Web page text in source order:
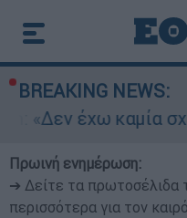
BREAKING NEWS:
«Δεν έχω καμία
Πρωινή ενημέρωση:
➔ Δείτε τα πρωτοσέλιδα
περισσότερα για τον